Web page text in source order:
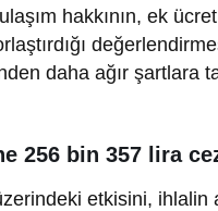
hakkının, ek
daha ağır şartlara
256 bin 357 lira
etkisini, ihlalin